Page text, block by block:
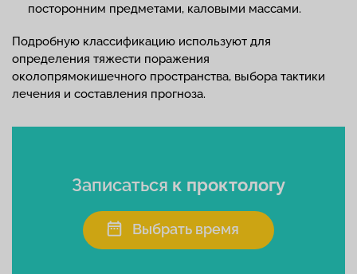
посторонним предметами, каловыми массами.
Подробную классификацию используют для
определения тяжести поражения
околопрямокишечного пространства, выбора тактики
лечения и составления прогноза.
Записаться к проктологу
Выбрать время